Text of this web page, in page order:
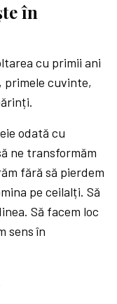
în
cu primii ani
primele cuvinte,
odată cu
ne transformăm
fără să pierdem
pe ceilalți. Să
Să facem loc
sens în